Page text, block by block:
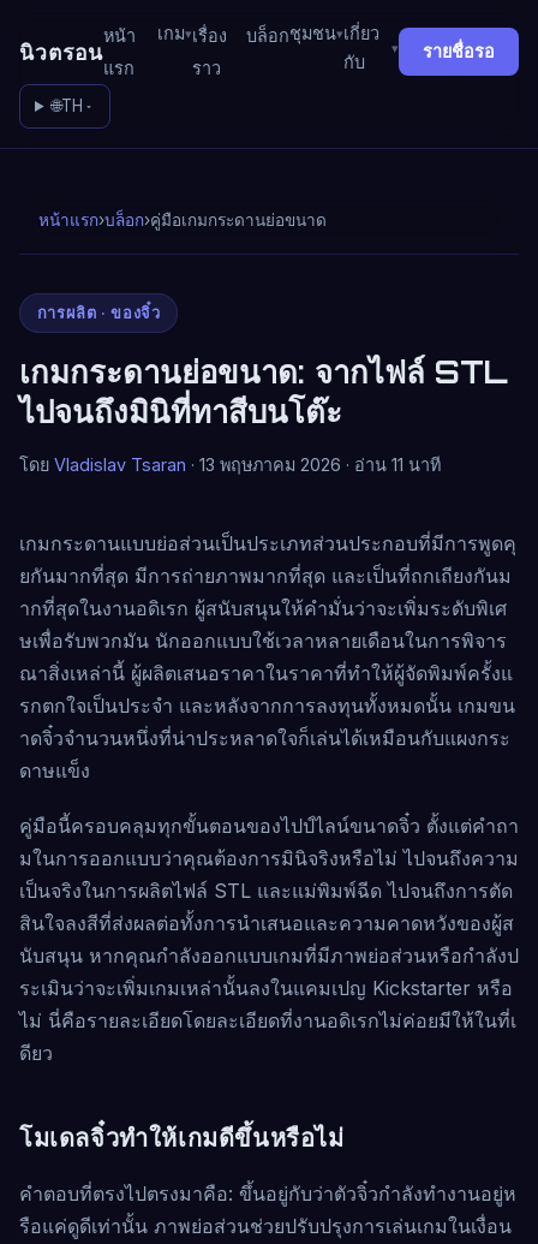
นิวตรอน
หน้า
แรก
เกม เรื่อง
ราว
บล็อกชุมชน เกี่ยว
กับ
รายชื่อรอ
🌐TH
หน้าแรก›บล็อก›คู่มือเกมกระดานย่อขนาด
การผลิต · ของจิ๋ว
เกมกระดานย่อขนาด: จากไฟล์ STL
ไปจนถึงมินิที่ทาสีบนโต๊ะ
โดย Vladislav Tsaran · 13 พฤษภาคม 2026 · อ่าน 11 นาที
เกมกระดานแบบย่อส่วนเป็นประเภทส่วนประกอบที่มีการพูดคุ
ยกันมากที่สุด มีการถ่ายภาพมากที่สุด และเป็นที่ถกเถียงกันม
ากที่สุดในงานอดิเรก ผู้สนับสนุนให้คำมั่นว่าจะเพิ่มระดับพิเศ
ษเพื่อรับพวกมัน นักออกแบบใช้เวลาหลายเดือนในการพิจาร
ณาสิ่งเหล่านี้ ผู้ผลิตเสนอราคาในราคาที่ทำให้ผู้จัดพิมพ์ครั้งแ
รกตกใจเป็นประจำ และหลังจากการลงทุนทั้งหมดนั้น เกมขน
าดจิ๋วจำนวนหนึ่งที่น่าประหลาดใจก็เล่นได้เหมือนกับแผงกระ
ดาษแข็ง
คู่มือนี้ครอบคลุมทุกขั้นตอนของไปป์ไลน์ขนาดจิ๋ว ตั้งแต่คำถา
มในการออกแบบว่าคุณต้องการมินิจริงหรือไม่ ไปจนถึงความ
เป็นจริงในการผลิตไฟล์ STL และแม่พิมพ์ฉีด ไปจนถึงการตัด
สินใจลงสีที่ส่งผลต่อทั้งการนำเสนอและความคาดหวังของผู้ส
นับสนุน หากคุณกำลังออกแบบเกมที่มีภาพย่อส่วนหรือกำลังป
ระเมินว่าจะเพิ่มเกมเหล่านั้นลงในแคมเปญ Kickstarter หรือ
ไม่ นี่คือรายละเอียดโดยละเอียดที่งานอดิเรกไม่ค่อยมีให้ในที่เ
ดียว
โมเดลจิ๋วทำให้เกมดีขึ้นหรือไม่
คำตอบที่ตรงไปตรงมาคือ: ขึ้นอยู่กับว่าตัวจิ๋วกำลังทำงานอยู่ห
รือแค่ดูดีเท่านั้น ภาพย่อส่วนช่วยปรับปรุงการเล่นเกมในเงื่อน